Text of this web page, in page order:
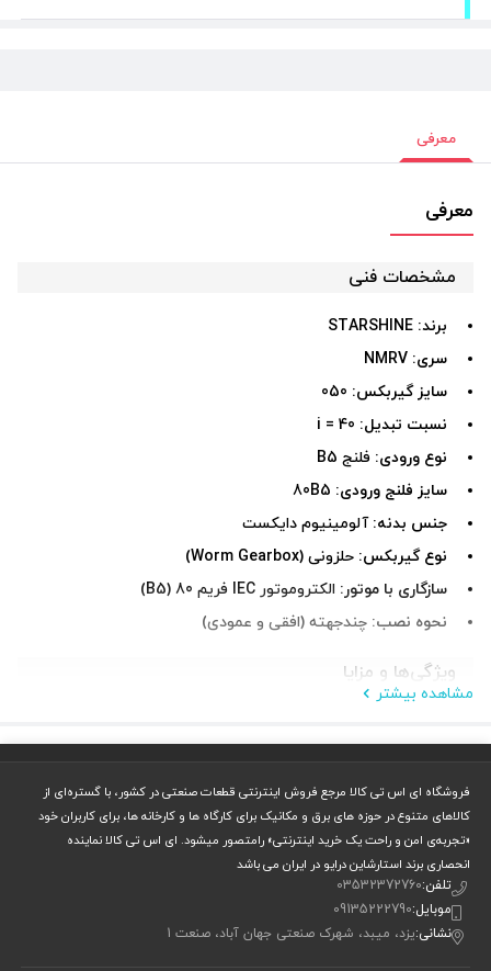
معرفی
معرفی
مشخصات فنی
برند:
سری:
سایز گیربکس:
نسبت تبدیل:
نوع ورودی: فلنج B5
سایز فلنج ورودی:
جنس بدنه: آلومینیوم دایکست
نوع گیربکس: حلزونی (Worm Gearbox)
سازگاری با موتور: الکتروموتور IEC فریم 80 (B5)
نحوه نصب: چندجهته (افقی و عمودی)
ویژگی‌ها و مزایا
✅نصب آسانبا موتورهای استاندارد IEC فریم 80
✅ بدنه آلومینیومی بادفع حرارتی بالا
✅عمر کاری طولانیو نیاز کم به نگهداری
✅ مناسب برای کارکرد مداوم و بارهای سبک تا متوسط
مشاهده بیشتر
فروشگاه ای اس تی کالا مرجع فروش اینترنتی قطعات صنعتی در کشور، با گستره‌ای از
کالاهای متنوع در حوزه های برق و مکانیک برای کارگاه ها و کارخانه ها، برای کاربران خود
«تجربه‌ی امن و راحت یک خرید اینترنتی» رامتصور میشود. ای اس تی کالا نماینده
انحصاری برند استارشاین درایو در ایران می باشد
تلفن:03532372760
موبایل:09135222790
نشانی:یزد، میبد، شهرک صنعتی جهان آباد، صنعت 1